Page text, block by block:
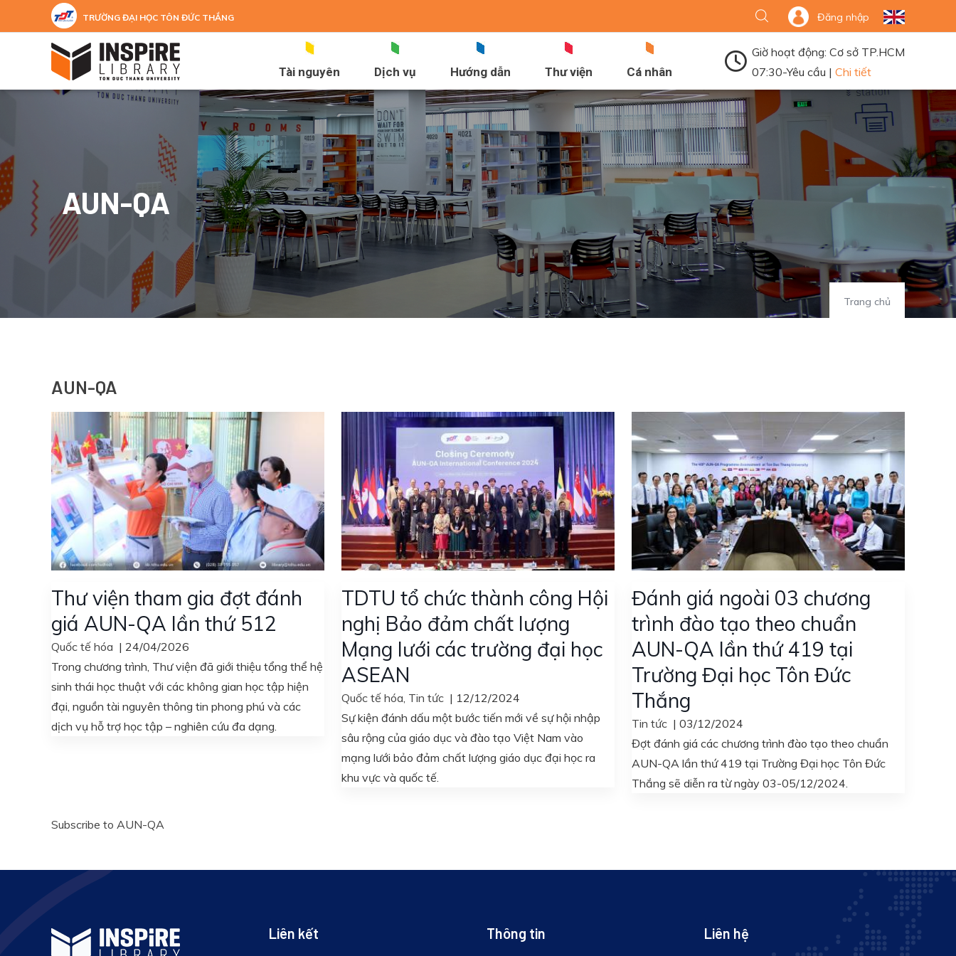
Nhảy đến nội dung
TRƯỜNG ĐẠI HỌC TÔN ĐỨC THẮNG Đăng nhập
Tài nguyên Dịch vụ Hướng dẫn Thư viện Cá nhân
Giờ hoạt động: Cơ sở TP.HCM
07:30-Yêu cầu | Chi tiết
AUN-QA
Trang chủ
AUN-QA
Thư viện tham gia đợt đánh
giá AUN-QA lần thứ 512
Quốc tế hóa | 24/04/2026
Trong chương trình, Thư viện đã giới thiệu tổng thể hệ
sinh thái học thuật với các không gian học tập hiện
đại, nguồn tài nguyên thông tin phong phú và các
dịch vụ hỗ trợ học tập – nghiên cứu đa dạng.
TDTU tổ chức thành công Hội
nghị Bảo đảm chất lượng
Mạng lưới các trường đại học
ASEAN
Quốc tế hóa Tin tức | 12/12/2024
Sự kiện đánh dấu một bước tiến mới về sự hội nhập
sâu rộng của giáo dục và đào tạo Việt Nam vào
mạng lưới bảo đảm chất lượng giáo dục đại học ra
khu vực và quốc tế.
Đánh giá ngoài 03 chương
trình đào tạo theo chuẩn
AUN-QA lần thứ 419 tại
Trường Đại học Tôn Đức
Thắng
Tin tức | 03/12/2024
Đợt đánh giá các chương trình đào tạo theo chuẩn
AUN-QA lần thứ 419 tại Trường Đại học Tôn Đức
Thắng sẽ diễn ra từ ngày 03-05/12/2024.
Subscribe to AUN-QA
Liên kết Thông tin Liên hệ